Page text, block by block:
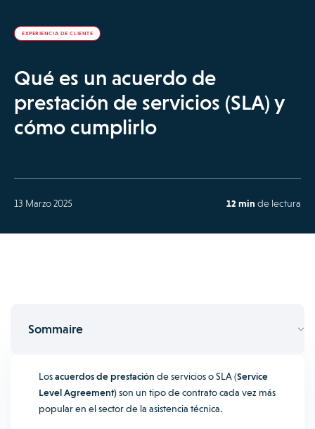
EXPERIENCIA DE CLIENTE
Qué es un acuerdo de
prestación de servicios (SLA) y
cómo cumplirlo
13 Marzo 2025 12 min de lectura
Sommaire
Losacuerdos de prestación de servicios o SLA (Service
Level Agreement)son un tipo de contrato cada vez más
popular en el sector de la asistencia técnica.